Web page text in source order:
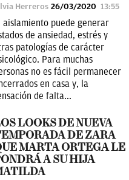
Herreros 26/03/2020 13:55
aislamiento puede generar
de ansiedad, estrés y
patologías de carácter
Para muchas
no es fácil permanecer
en casa y, la
de falta...
LOOKS DE NUEVA
DE ZARA
MARTA ORTEGA LE
A SU HIJA